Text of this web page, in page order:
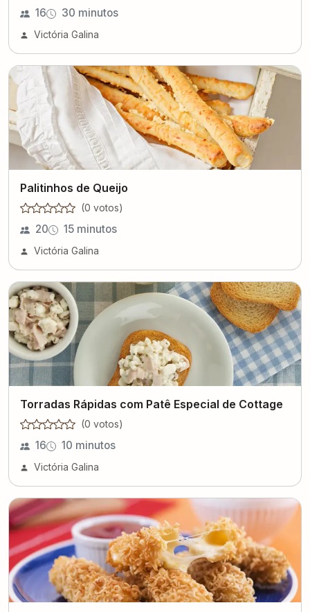
16 30 minutos
Victória Galina
Palitinhos de Queijo
(0 votos)
20 15 minutos
Victória Galina
Torradas Rápidas com Patê Especial de Cottage
(0 votos)
16 10 minutos
Victória Galina